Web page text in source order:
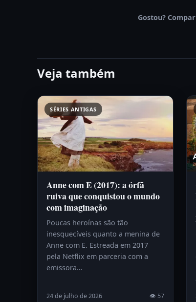
Gostou?
Veja também
SÉRIES ANTIGAS
Anne com E (2017): a órfã
ruiva que conquistou o mundo
com imaginação
Poucas heroínas são tão
inesquecíveis quanto a menina de
Anne com E. Estreada em 2017
pela Netflix em parceria com a
emissora…
24 de julho de 2026 👁 57